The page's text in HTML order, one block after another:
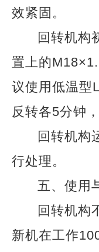
效紧固。
回转机构
置上的
议使用低温型
反转各5分钟
回转机构
行处理。
五、使用
回转机构
新机在工作